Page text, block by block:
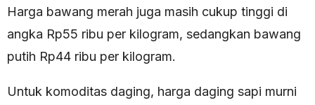
Harga bawang merah juga masih cukup tinggi di
angka Rp55 ribu per kilogram, sedangkan bawang
putih Rp44 ribu per kilogram.
Untuk komoditas daging, harga daging sapi murni